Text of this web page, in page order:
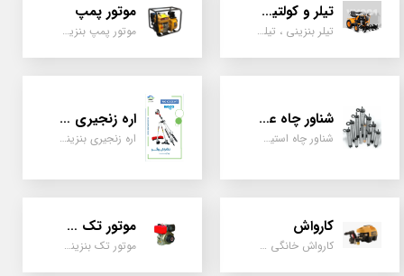
تیلر و کولتیواتور
تیلر بنزینی ، تیلر دیزل، تیلر چهار چرخ، تیلر مزرعه و کشاورزی
موتور پمپ
موتور پمپ بنزینی، دیزلی، نفتی ، یک اینچ به بالا
شناور چاه عمیق
شناور چاه استیل ، تک فاز و سه فاز، یک اینچ به بالا
اره زنجیری / علفتراش
اره زنجیری بنزینی ، علفتراش دو زمانه و چهار زمانه ، دوشی و پشتی
کارواش
کارواش خانگی و صنعتی و نیمه صنعتی
موتور تک سیلندر
موتور تک بنزینی ، دیزلی، کارتینگی ، تیلری